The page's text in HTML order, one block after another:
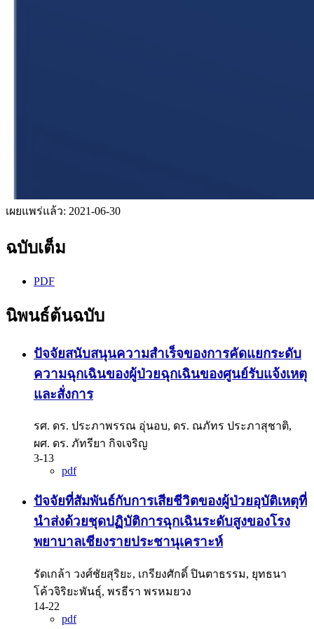
เผยแพร่แล้ว: 2021-06-30
ฉบับเต็ม
PDF
นิพนธ์ต้นฉบับ
ปัจจัยสนับสนุนความสำเร็จของการคัดแยกระดับ
ความฉุกเฉินของผู้ป่วยฉุกเฉินของศูนย์รับแจ้งเหตุ
และสั่งการ
รศ. ดร. ประภาพรรณ อุ่นอบ, ดร. ณภัทร ประภาสุชาติ,
ผศ. ดร. ภัทรียา กิจเจริญ
3-13
pdf
ปัจจัยที่สัมพันธ์กับการเสียชีวิตของผู้ป่วยอุบัติเหตุที่
นำส่งด้วยชุดปฏิบัติการฉุกเฉินระดับสูงของโรง
พยาบาลเชียงรายประชานุเคราะห์
รัดเกล้า วงศ์ชัยสุริยะ, เกรียงศักดิ์ ปินตาธรรม, ยุทธนา
โค้วจิริยะพันธุ์, พรธีรา พรหมยวง
14-22
pdf